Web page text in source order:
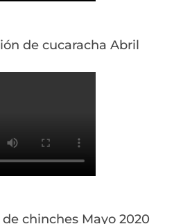
de cucaracha Abril
chinches Mayo 2020